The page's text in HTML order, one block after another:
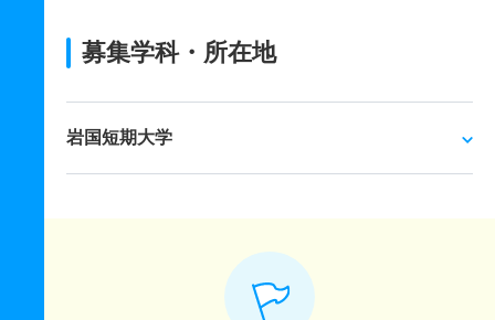
募集学科・所在地
岩国短期大学